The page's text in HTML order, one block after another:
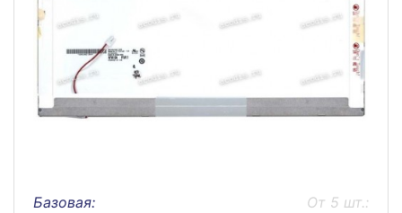
Базовая:
От 5 шт.: